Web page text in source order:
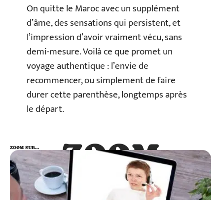
On quitte le Maroc avec un supplément
d’âme, des sensations qui persistent, et
l’impression d’avoir vraiment vécu, sans
demi-mesure. Voilà ce que promet un
voyage authentique : l’envie de
recommencer, ou simplement de faire
durer cette parenthèse, longtemps après
le départ.
ZOOM
SUR…
ZOOM SUR…